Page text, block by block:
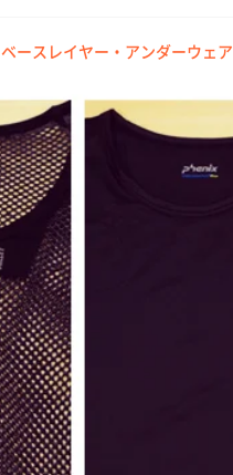
ベースレイヤー・アンダーウェア